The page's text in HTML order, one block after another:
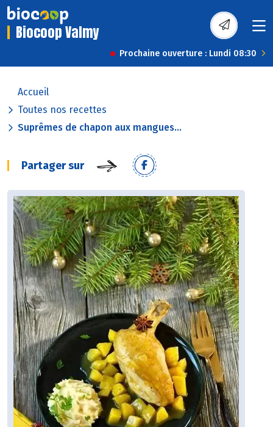
Biocoop Valmy
Prochaine ouverture : Lundi 08:30
Accueil
Toutes nos recettes
Suprêmes de chapon aux mangues...
Partager sur